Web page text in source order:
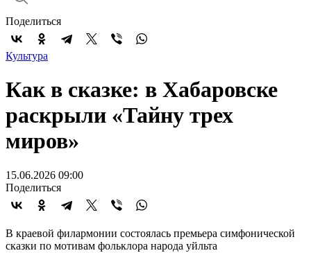
Поделиться
Культура
Как в сказке: в Хабаровске
раскрыли «Тайну трех
миров»
15.06.2026 09:00
Поделиться
В краевой филармонии состоялась премьера симфонической
сказки по мотивам фольклора народа уйльта